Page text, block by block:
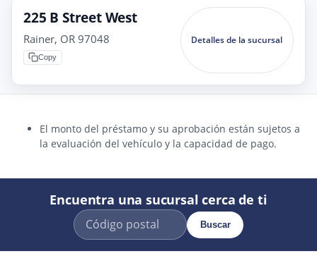
225 B Street West
Rainer, OR 97048
Copy
Detalles de la sucursal
El monto del préstamo y su aprobación están sujetos a
la evaluación del vehículo y la capacidad de pago.
Encuentra una sucursal cerca de ti
Buscar